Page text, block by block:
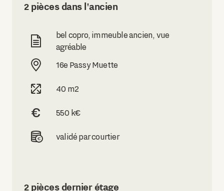
2 pièces dans l'ancien
bel copro, immeuble ancien, vue
agréable
16e Passy Muette
40 m2
550 k€
validé par courtier
2 pièces dernier étage